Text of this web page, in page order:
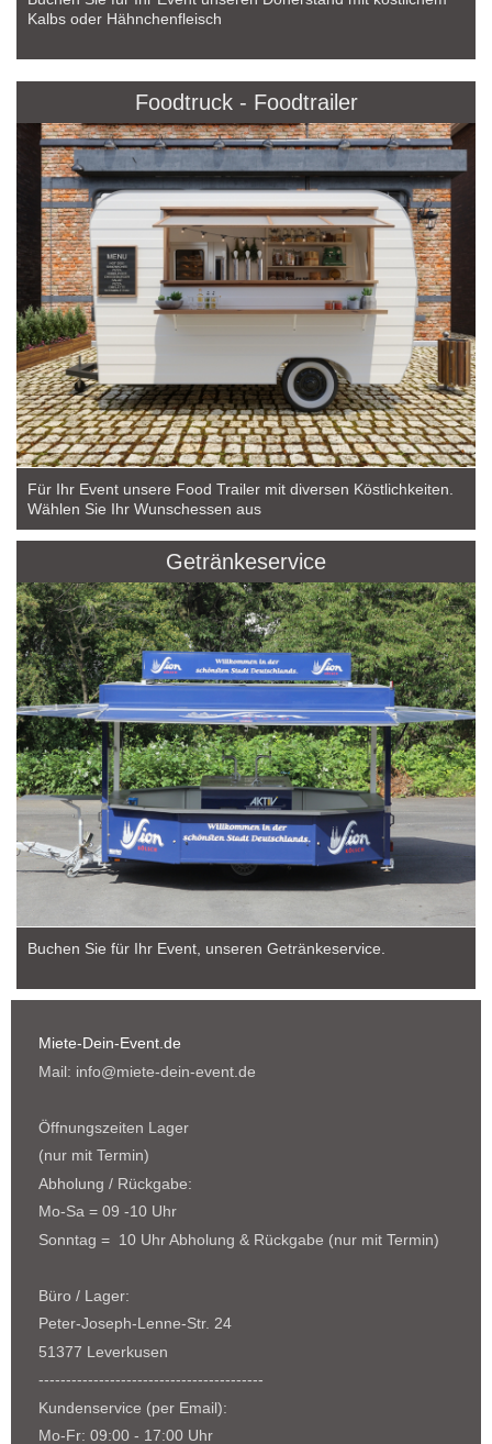
Kalbs oder Hähnchenfleisch
Foodtruck - Foodtrailer
Für Ihr Event unsere Food Trailer mit diversen Köstlichkeiten.
Wählen Sie Ihr Wunschessen aus
Getränkeservice
Buchen Sie für Ihr Event, unseren Getränkeservice.
Miete-Dein-Event.de
Mail: info@miete-dein-event.de
Öffnungszeiten Lager
(nur mit Termin)
Abholung / Rückgabe:
Mo-Sa = 09 -10 Uhr
Sonntag = 10 Uhr Abholung & Rückgabe (nur mit Termin)
Büro / Lager:
Peter-Joseph-Lenne-Str. 24
51377 Leverkusen
-----------------------------------------
Kundenservice (per Email):
Mo-Fr: 09:00 - 17:00 Uhr